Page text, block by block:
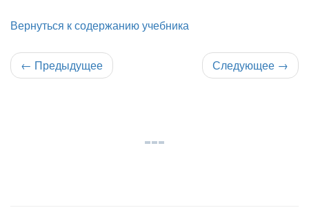
Вернуться к содержанию учебника
← Предыдущее Следующее →